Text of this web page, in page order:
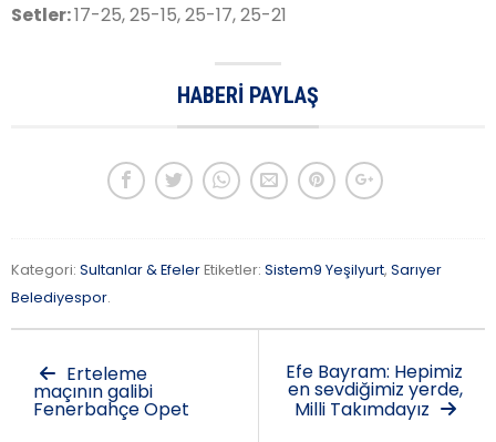
Setler:17-25, 25-15, 25-17, 25-21
HABERI PAYLAŞ
Kategori: Sultanlar & EfelerEtiketler: Sistem9 Yeşilyurt, Sarıyer
Belediyespor.
Erteleme
maçının galibi
Fenerbahçe Opet
Efe Bayram: Hepimiz
en sevdiğimiz yerde,
Milli Takımdayız